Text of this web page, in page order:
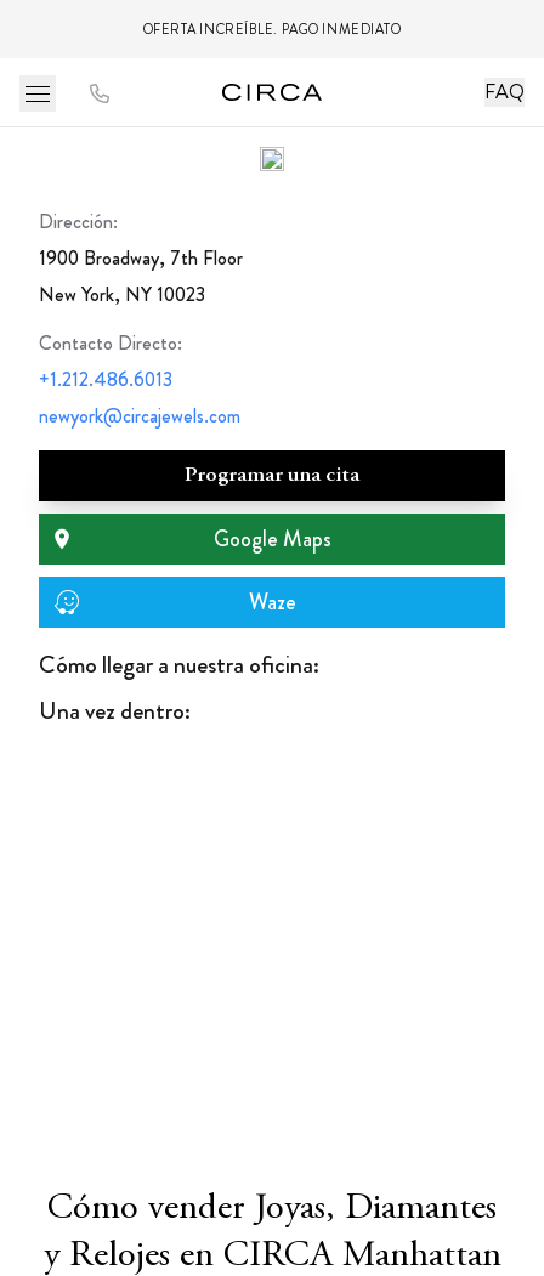
OFERTA INCREÍBLE. PAGO INMEDIATO
FAQ
Dirección:
1900 Broadway, 7th Floor
New York, NY 10023
Contacto Directo:
+1.212.486.6013
newyork@circajewels.com
Programar una cita
Google Maps
Waze
Cómo llegar a nuestra oficina:
Una vez dentro:
Cómo vender Joyas, Diamantes
y Relojes en CIRCA Manhattan